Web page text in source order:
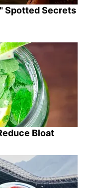
Spotted Secrets
Bloat